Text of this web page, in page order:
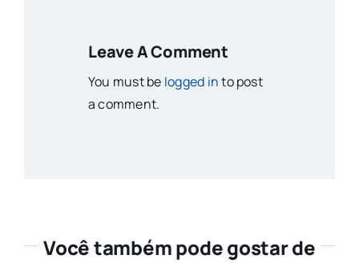
Leave A Comment
You must be logged into post
a comment.
Você também pode gostar de